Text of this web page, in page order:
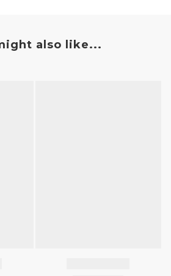
also like...